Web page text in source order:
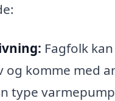
Fagfolk
og komme med
type